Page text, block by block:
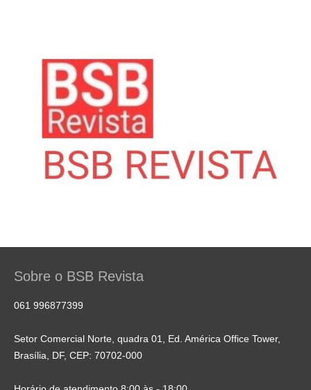
Sobre o BSB Revista
061 996877399
Setor Comercial Norte, quadra 01, Ed. América Office Tower,
Brasília, DF, CEP: 70702-000